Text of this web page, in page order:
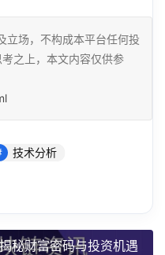
立场，不构成本平台任何投
之上，本文内容仅供参
技术分析
秘财富密码与投资机遇